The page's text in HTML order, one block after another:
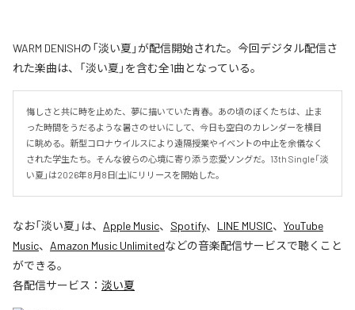
WARM DENISHの「淡い夏」が配信開始された。今回デジタル配信さ
れた楽曲は、「淡い夏」を含む全1曲となっている。
悔しさと共に時を止めた、夢に描いていた青春。あの頃のぼくたちは、止ま
った時間をうだるような暑さのせいにして、今日も空白のカレンダーを横目
に眺める。新型コロナウイルスにより遠隔授業やイベントの中止を余儀なく
された学生たち。そんな彼らの心境に寄り添う恋愛ソングだ。13th Single「淡
い夏」は2026年8月8日(土)にリリースを開始した。
なお「淡い夏 」は、 Apple Music、 Spotify、 LINE MUSIC、 YouTube
Music、 Amazon Music Unlimitedなどの音楽配信サービスで聴くこと
ができる。
各配信サービス： 淡い夏